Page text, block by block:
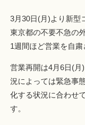
3月30日(月)より新型
東京都の不要不急の
1週間ほど営業を自粛
営業再開は4月6日(
況によっては緊急事
化する状況に合わせ
す。